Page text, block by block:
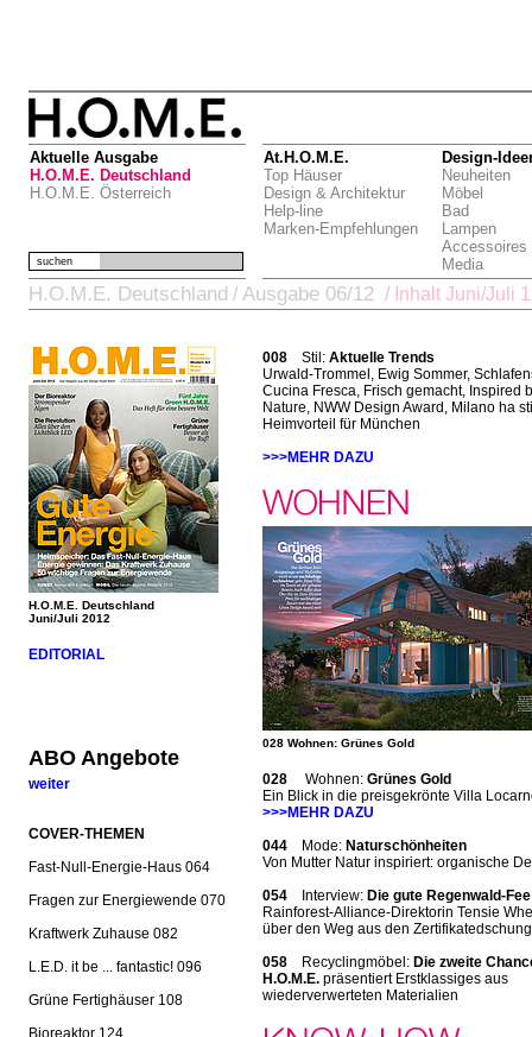
Aktuelle Ausgabe
H.O.M.E. Deutschland
H.O.M.E. Österreich
At.H.O.M.E.
Top Häuser
Design & Architektur
Help-line
Marken-Empfehlungen
Design-
Neuheiten
Möbel
Bad
Lampen
Accessoires
Media
suchen
H.O.M.E. Deutschland / Ausgabe 06/12 / Inhalt Juni/Juli
H.O.M.E. Deutschland
Juni/Juli 2012
EDITORIAL
ABO Angebote
weiter
COVER-THEMEN
Fast-Null-Energie-Haus 064
Fragen zur Energiewende 070
Kraftwerk Zuhause 082
L.E.D. it be ... fantastic! 096
Grüne Fertighäuser 108
Bioreaktor 124
008 Stil: Aktuelle Trends
Urwald-Trommel, Ewig Sommer,
Cucina Fresca, Frisch gemacht, Inspired
Nature, NWW Design Award, Milano ha
Heimvorteil für München
>>>MEHR DAZU
028 Wohnen: Grünes Gold
028 Wohnen: Grünes Gold
Ein Blick in die preisgekrönte Villa
>>>MEHR DAZU
044
Mode: Naturschönheiten
Von Mutter Natur inspiriert: organische
054 Interview: Die gute Regenwald-Fee
Rainforest-Alliance-Direktorin Tensie
über den Weg aus den
058
Recyclingmöbel: Die zweite
H.O.M.E. präsentiert Erstklassiges aus
wiederverwerteten Materialien